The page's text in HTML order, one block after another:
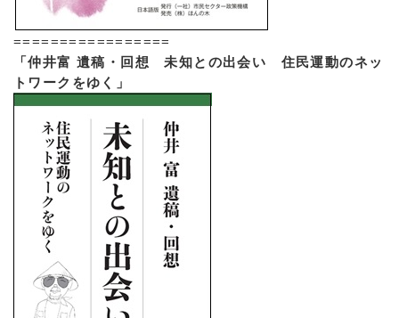
=================
「仲井富 遺稿・回想 未知との出会い 住民運動のネッ
トワークをゆく」